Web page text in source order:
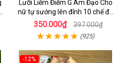
Lưỡi Liếm Điểm G Âm Đạo Cho
nữ tự sướng lên đỉnh 10 chế độ
rung giá tốt
350.000₫ 397.000₫
(925)
-12%